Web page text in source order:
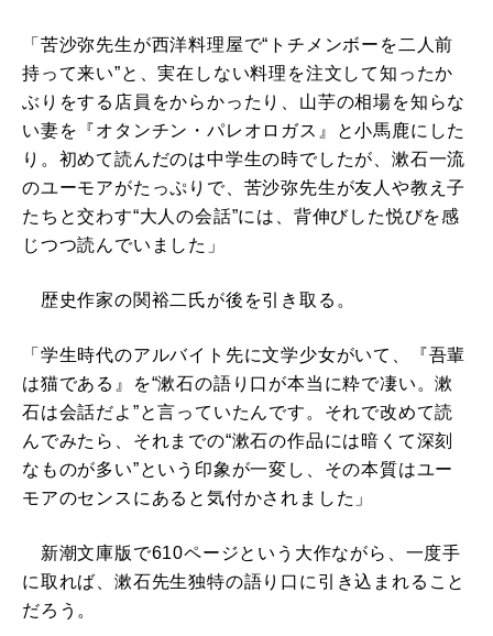
「苦沙弥先生が西洋料理屋で“トチメンボーを二人前
持って来い”と、実在しない料理を注文して知ったか
ぶりをする店員をからかったり、山芋の相場を知らな
い妻を『オタンチン・パレオロガス』と小馬鹿にした
り。初めて読んだのは中学生の時でしたが、漱石一流
のユーモアがたっぷりで、苦沙弥先生が友人や教え子
たちと交わす“大人の会話”には、背伸びした悦びを感
じつつ読んでいました」
歴史作家の関裕二氏が後を引き取る。
「学生時代のアルバイト先に文学少女がいて、『吾輩
は猫である』を“漱石の語り口が本当に粋で凄い。漱
石は会話だよ”と言っていたんです。それで改めて読
んでみたら、それまでの“漱石の作品には暗くて深刻
なものが多い”という印象が一変し、その本質はユー
モアのセンスにあると気付かされました」
新潮文庫版で610ページという大作ながら、一度手
に取れば、漱石先生独特の語り口に引き込まれること
だろう。